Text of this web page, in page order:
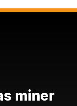
miner